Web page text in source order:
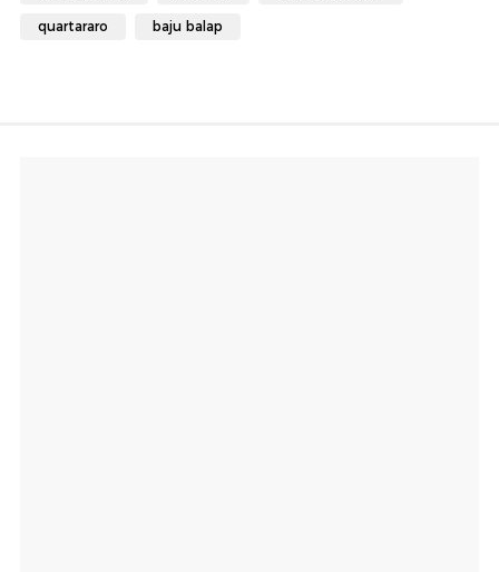
quartararo baju balap